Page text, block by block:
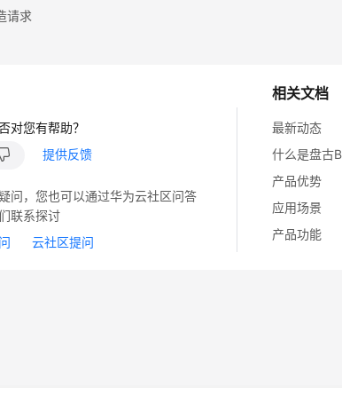
请求
相关文档
最新动态
什么是盘古
产品优势
应用场景
产品功能
对您有帮助？
提供反馈
问，您也可以通过华为云社区问答
联系探讨
云社区提问